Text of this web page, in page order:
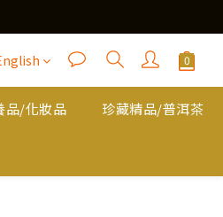
品/化妝品 珍藏精品/普洱茶